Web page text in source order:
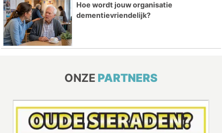
Hoe wordt jouw organisatie
dementievriendelijk?
ONZE PARTNERS